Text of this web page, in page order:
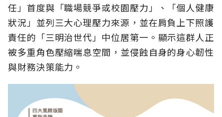
任」首度與「職場競爭或校園壓力」、「個人健康
狀況」並列三大心理壓力來源，並在肩負上下照護
責任的「三明治世代」中位居第一。顯示這群人正
被多重角色壓縮喘息空間，並侵蝕自身的身心韌性
與財務決策能力。